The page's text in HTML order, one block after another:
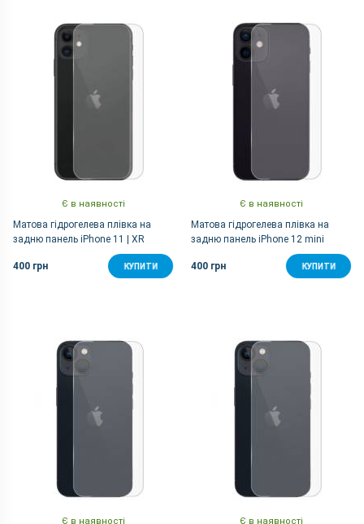
Є в наявності
Матова гідрогелева плівка на
задню панель iPhone 11 | XR
400 грн КУПИТИ
Є в наявності
Матова гідрогелева плівка на
задню панель iPhone 12 mini
400 грн КУПИТИ
Є в наявності Є в наявності